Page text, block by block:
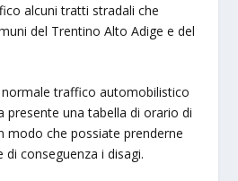
alcuni tratti stradali che
del Trentino Alto Adige e del
traffico automobilistico
presente una tabella di orario di
modo che possiate prenderne
conseguenza i disagi.